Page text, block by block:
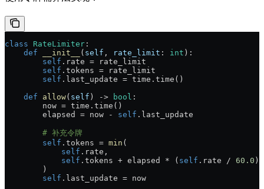
class RateLimiter :
    def
__init__ ( self , rate_limit : int ):
        self
.rate = rate_limit
        self
.tokens = rate_limit
        self
.last_update = time.time()
    def
allow( self ) -> bool :
        now = time.time()
        elapsed = now -
self .last_update
        # 补充令牌
        self
.tokens = min (
            self
.rate,
            self
.tokens + elapsed * ( self .rate / 60.0 )
        )
        self
.last_update = now